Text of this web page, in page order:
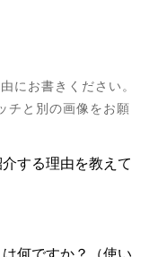
にお書きください。
チと別の画像をお願
する理由を教えて